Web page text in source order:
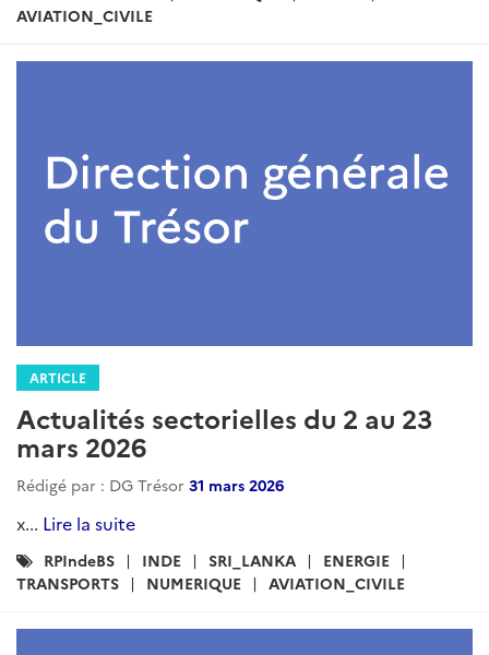
AVIATION_CIVILE
ARTICLE
Actualités sectorielles du 2 au 23
mars 2026
Rédigé par : DG Trésor 31 mars 2026
x... Lire la suite
Catégories
:
RPIndeBS INDE SRI_LANKA
ENERGIE
TRANSPORTS
NUMERIQUE AVIATION_CIVILE